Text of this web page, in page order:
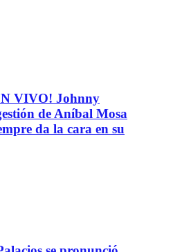
VIVO! Johnny
de Aníbal Mosa
da la cara en su